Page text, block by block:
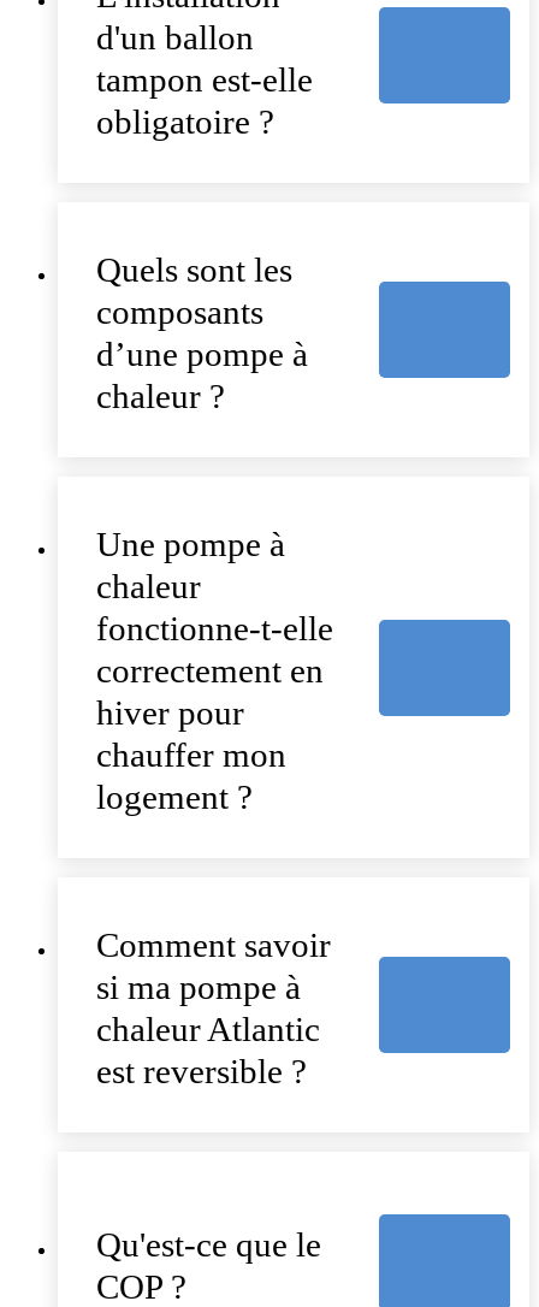
d'un ballon
tampon est-elle
obligatoire ?
Quels sont les
composants
d’une pompe à
chaleur ?
Une pompe à
chaleur
fonctionne-t-elle
correctement en
hiver pour
chauffer mon
logement ?
Comment savoir
si ma pompe à
chaleur Atlantic
est reversible ?
Qu'est-ce que le
COP ?